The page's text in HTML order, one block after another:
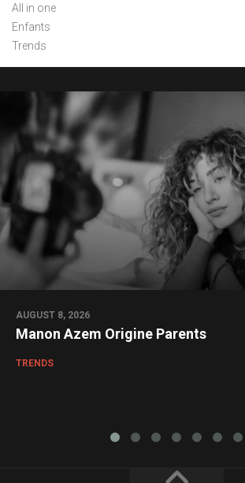
All in one
Enfants
Trends
AUGUST 8, 2026
Manon Azem Origine Parents
TRENDS